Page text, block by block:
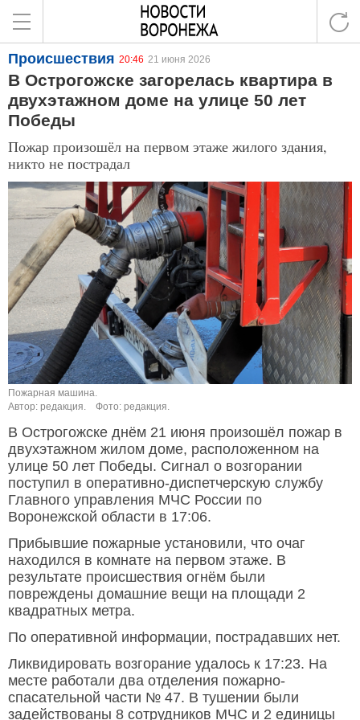
Происшествия 20:46 21 июня 2026
В Острогожске загорелась квартира в
двухэтажном доме на улице 50 лет
Победы
Пожар произошёл на первом этаже жилого здания,
никто не пострадал
Пожарная машина.
Автор: редакция.
Фото: редакция.
В Острогожске днём 21 июня произошёл пожар в
двухэтажном жилом доме, расположенном на
улице 50 лет Победы. Сигнал о возгорании
поступил в оперативно-диспетчерскую службу
Главного управления МЧС России по
Воронежской области в 17:06.
Прибывшие пожарные установили, что очаг
находился в комнате на первом этаже. В
результате происшествия огнём были
повреждены домашние вещи на площади 2
квадратных метра.
По оперативной информации, пострадавших нет.
Ликвидировать возгорание удалось к 17:23. На
месте работали два отделения пожарно-
спасательной части № 47. В тушении были
задействованы 8 сотрудников МЧС и 2 единицы